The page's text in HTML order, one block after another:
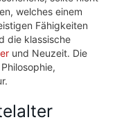
welches einem
Fähigkeiten
die klassische
und Neuzeit. Die